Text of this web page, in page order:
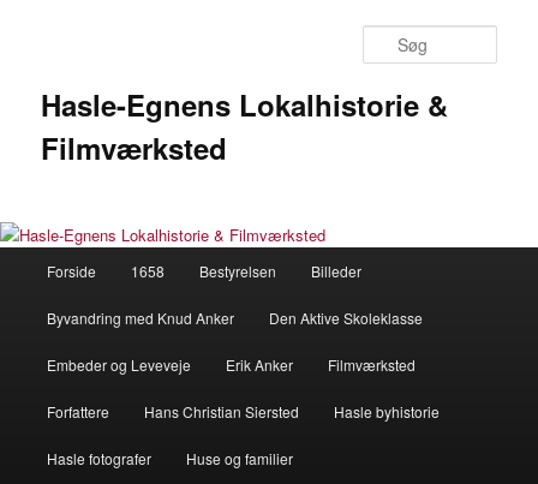
Hasle-Egnens Lokalhistorie &
Filmværksted
Forside 1658 Bestyrelsen Billeder
Byvandring med Knud Anker Den Aktive Skoleklasse
Embeder og Leveveje Erik Anker Filmværksted
Forfattere Hans Christian Siersted Hasle byhistorie
Hasle fotografer Huse og familier